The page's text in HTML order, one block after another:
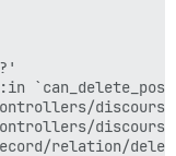
relation/